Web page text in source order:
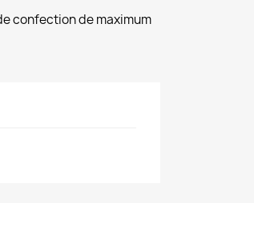
confection de maximum